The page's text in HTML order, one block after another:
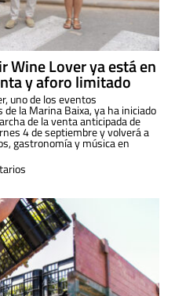
Wine Lover ya está en
y aforo limitado
uno de los eventos
la Marina Baixa, ya ha iniciado
de la venta anticipada de
4 de septiembre y volverá a
gastronomía y música en